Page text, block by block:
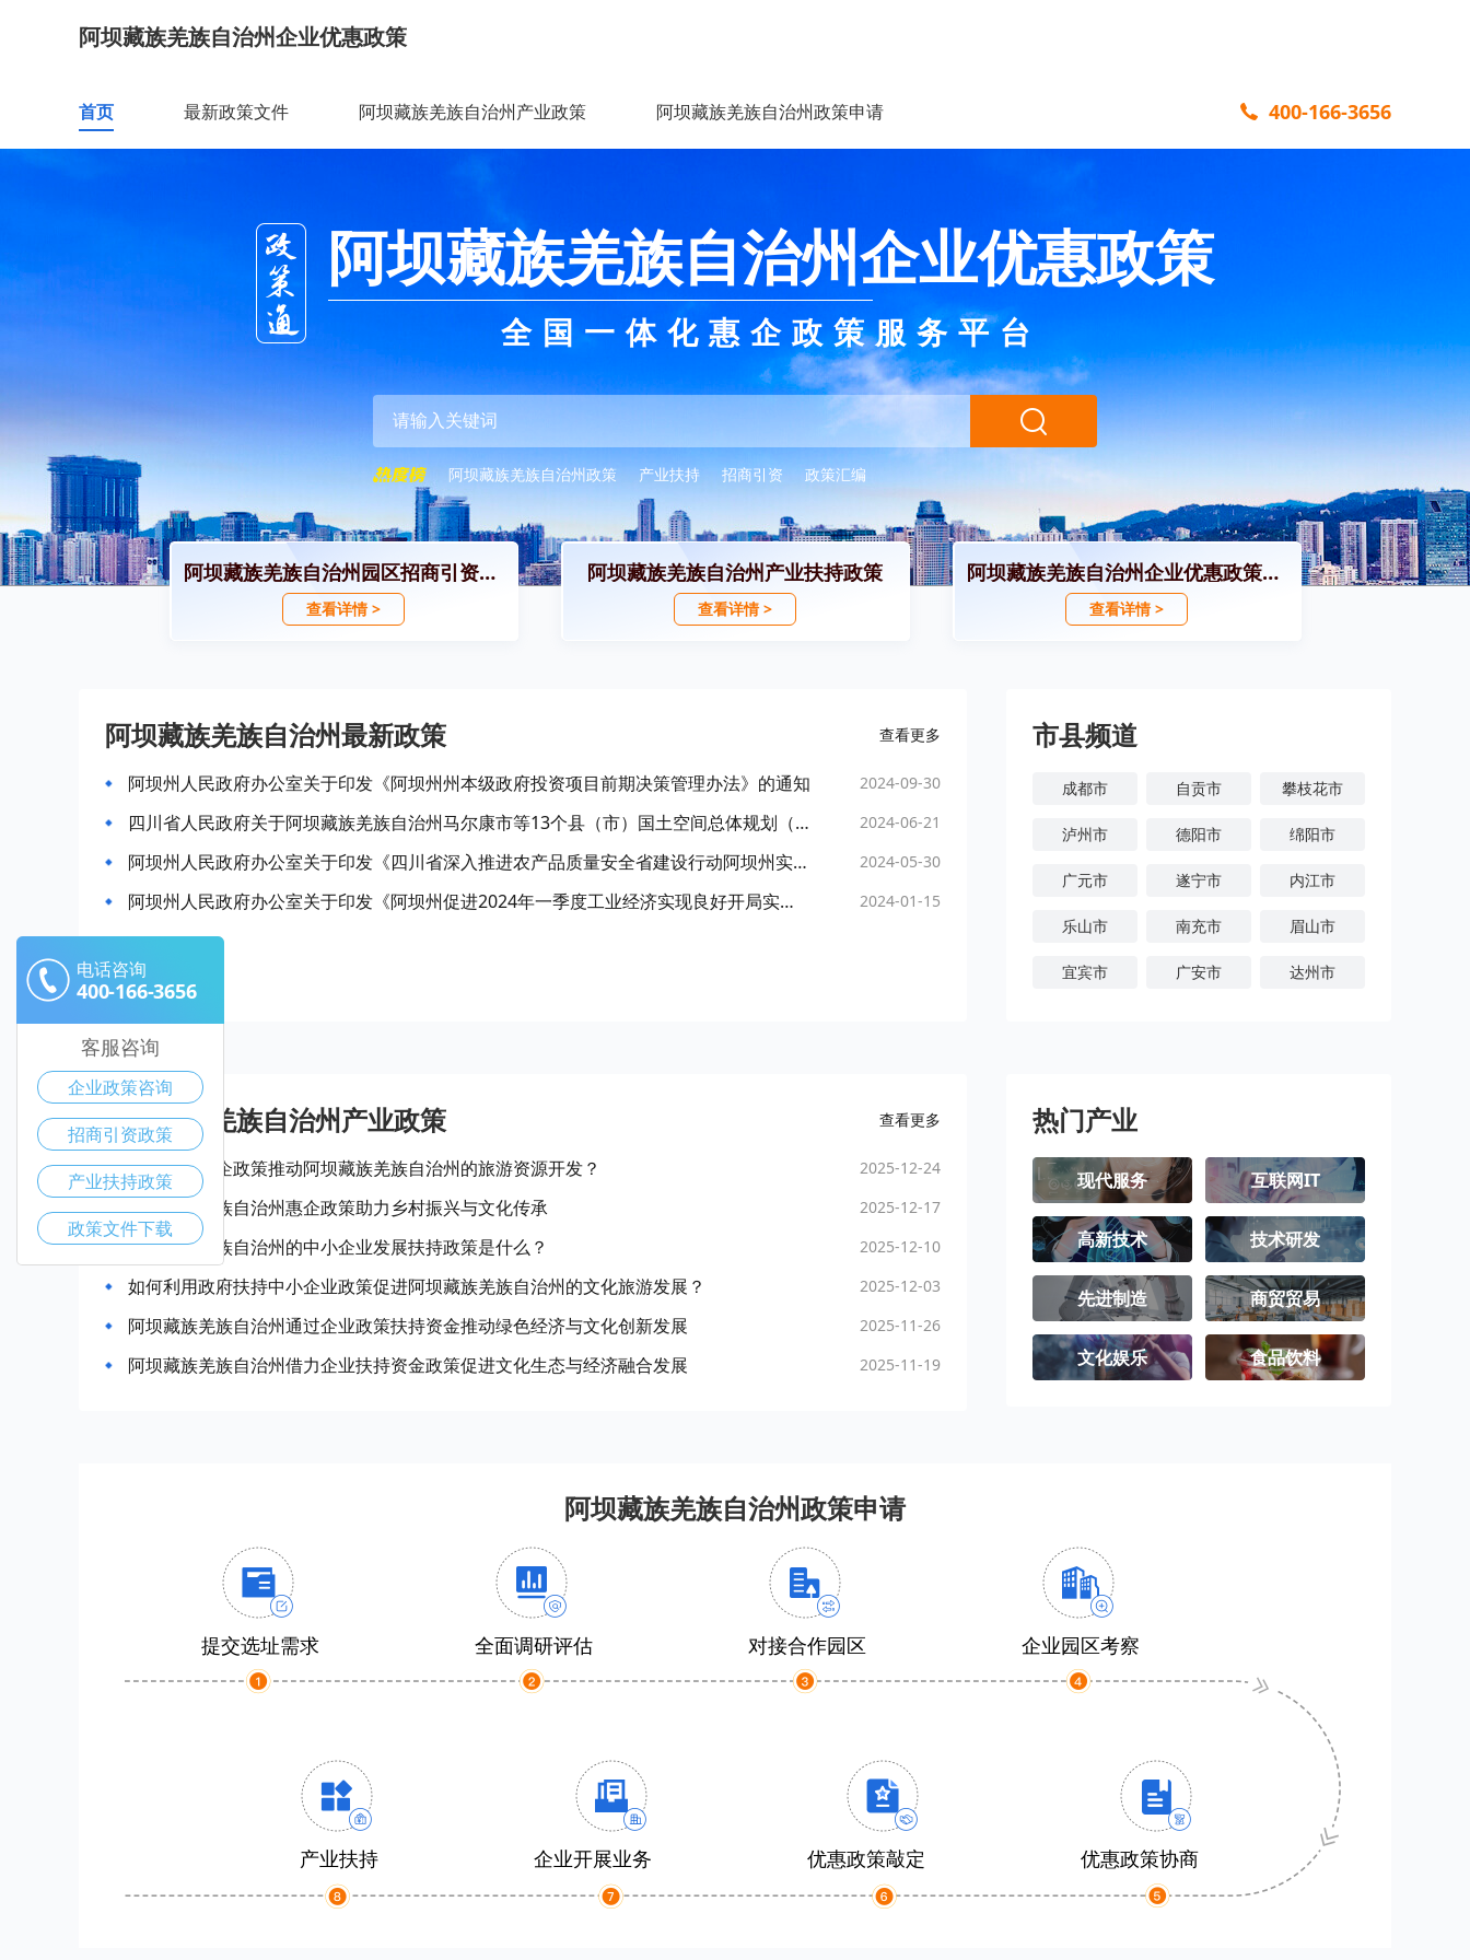
阿坝藏族羌族自治州企业优惠政策
首页 最新政策文件 阿坝藏族羌族自治州产业政策 阿坝藏族羌族自治州政策申请 400-166-3656
阿坝藏族羌族自治州企业优惠政策
全国一体化惠企政策服务平台
阿坝藏族羌族自治州政策 产业扶持 招商引资 政策汇编
阿坝藏族羌族自治州园区招商引资政策
查看详情 >
阿坝藏族羌族自治州产业扶持政策
查看详情 >
阿坝藏族羌族自治州企业优惠政策汇编
查看详情 >
阿坝藏族羌族自治州最新政策 查看更多
阿坝州人民政府办公室关于印发《阿坝州州本级政府投资项目前期决策管理办法》的通知 2024-09-30
四川省人民政府关于阿坝藏族羌族自治州马尔康市等13个县（市）国土空间总体规划（2021—2035年）的批复 2024-06-21
阿坝州人民政府办公室关于印发《四川省深入推进农产品质量安全省建设行动阿坝州实施方案》的通知 2024-05-30
阿坝州人民政府办公室关于印发《阿坝州促进2024年一季度工业经济实现良好开局实施方案》的通知 2024-01-15
阿坝藏族羌族自治州产业政策 查看更多
如何利用惠企政策推动阿坝藏族羌族自治州的旅游资源开发？ 2025-12-24
阿坝藏族羌族自治州惠企政策助力乡村振兴与文化传承 2025-12-17
阿坝藏族羌族自治州的中小企业发展扶持政策是什么？ 2025-12-10
如何利用政府扶持中小企业政策促进阿坝藏族羌族自治州的文化旅游发展？ 2025-12-03
阿坝藏族羌族自治州通过企业政策扶持资金推动绿色经济与文化创新发展 2025-11-26
阿坝藏族羌族自治州借力企业扶持资金政策促进文化生态与经济融合发展 2025-11-19
市县频道
成都市 自贡市 攀枝花市
泸州市 德阳市 绵阳市
广元市 遂宁市 内江市
乐山市 南充市 眉山市
宜宾市 广安市 达州市
热门产业
现代服务 互联网IT
高新技术 技术研发
先进制造 商贸贸易
文化娱乐 食品饮料
阿坝藏族羌族自治州政策申请
提交选址需求 全面调研评估 对接合作园区 企业园区考察
产业扶持 企业开展业务 优惠政策敲定 优惠政策协商
电话咨询
400-166-3656
客服咨询
企业政策咨询
招商引资政策
产业扶持政策
政策文件下载